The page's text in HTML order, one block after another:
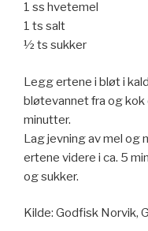
1 ss hvetemel
1 ts salt
½ ts sukker
Legg ertene i bløt i
bløtevannet fra og
minutter.
Lag jevning av mel og
ertene videre i ca. 5
og sukker.
Kilde: Godfisk Norvik,